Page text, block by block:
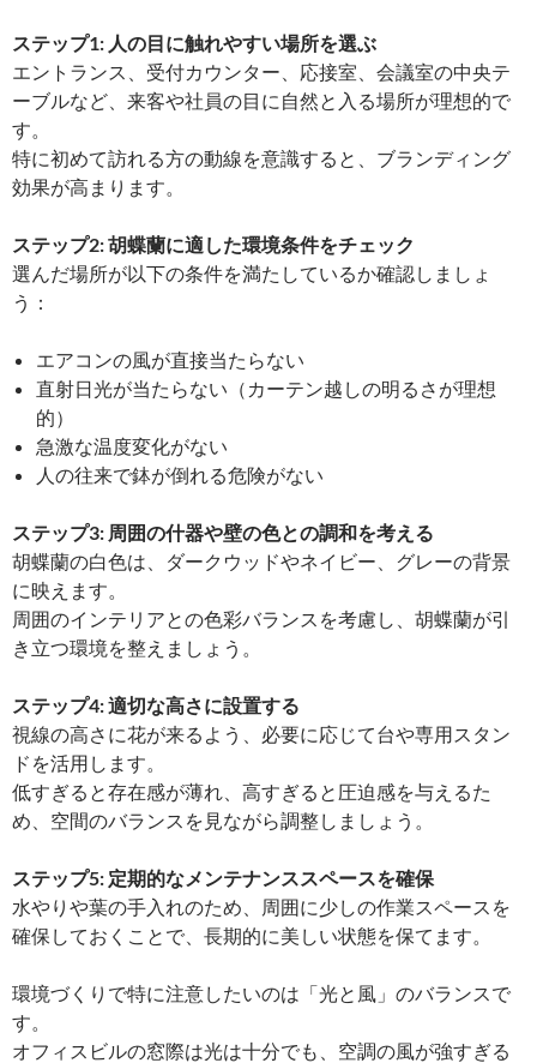
ステップ1: 人の目に触れやすい場所を選ぶ
エントランス、受付カウンター、応接室、会議室の中央テ
ーブルなど、来客や社員の目に自然と入る場所が理想的で
す。
特に初めて訪れる方の動線を意識すると、ブランディング
効果が高まります。
ステップ2: 胡蝶蘭に適した環境条件をチェック
選んだ場所が以下の条件を満たしているか確認しましょ
う：
エアコンの風が直接当たらない
直射日光が当たらない（カーテン越しの明るさが理想
的）
急激な温度変化がない
人の往来で鉢が倒れる危険がない
ステップ3: 周囲の什器や壁の色との調和を考える
胡蝶蘭の白色は、ダークウッドやネイビー、グレーの背景
に映えます。
周囲のインテリアとの色彩バランスを考慮し、胡蝶蘭が引
き立つ環境を整えましょう。
ステップ4: 適切な高さに設置する
視線の高さに花が来るよう、必要に応じて台や専用スタン
ドを活用します。
低すぎると存在感が薄れ、高すぎると圧迫感を与えるた
め、空間のバランスを見ながら調整しましょう。
ステップ5: 定期的なメンテナンススペースを確保
水やりや葉の手入れのため、周囲に少しの作業スペースを
確保しておくことで、長期的に美しい状態を保てます。
環境づくりで特に注意したいのは「光と風」のバランスで
す。
オフィスビルの窓際は光は十分でも、空調の風が強すぎる